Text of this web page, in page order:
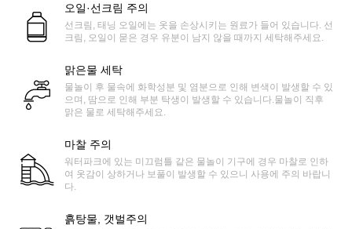
오일·선크림 주의
선크림, 태닝 오일에는 옷을 손상시키는 원료가 들어 있습니다. 선
크림, 오일이 묻은 경우 유분이 남지 않을 때까지 세탁해주세요.
맑은물 세탁
물놀이 후 물속에 화학성분 및 염분으로 인해 변색이 발생할 수 있
으며, 땀으로 인해 부분 탁생이 발생할 수 있습니다.물놀이 직후
맑은 물로 세탁해주세요.
마찰 주의
워터파크에 있는 미끄럼틀 같은 물놀이 기구에 경우 마찰로 인하
여 옷감이 상하거나 보풀이 발생할 수 있으니 사용에 주의 바랍니
다.
흙탕물, 갯벌주의